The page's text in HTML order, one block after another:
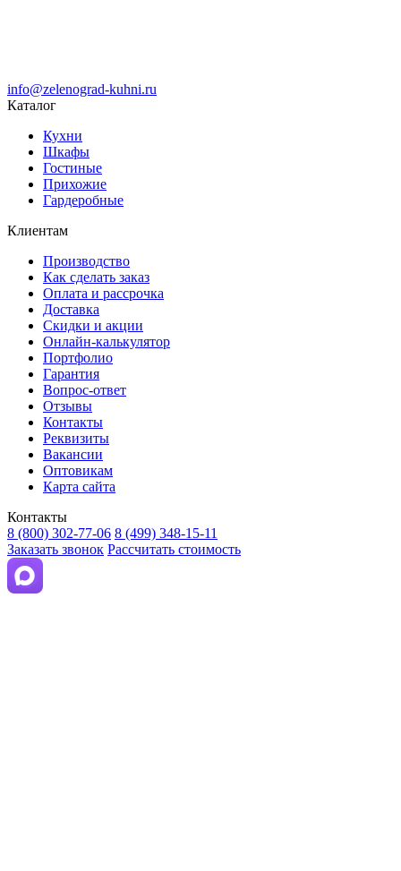
info@zelenograd-kuhni.ru
Каталог
Кухни
Шкафы
Гостиные
Прихожие
Гардеробные
Клиентам
Производство
Как сделать заказ
Оплата и рассрочка
Доставка
Скидки и акции
Онлайн-калькулятор
Портфолио
Гарантия
Вопрос-ответ
Отзывы
Контакты
Реквизиты
Вакансии
Оптовикам
Карта сайта
Контакты
8 (800) 302-77-06 8 (499) 348-15-11
Заказать звонок Рассчитать стоимость